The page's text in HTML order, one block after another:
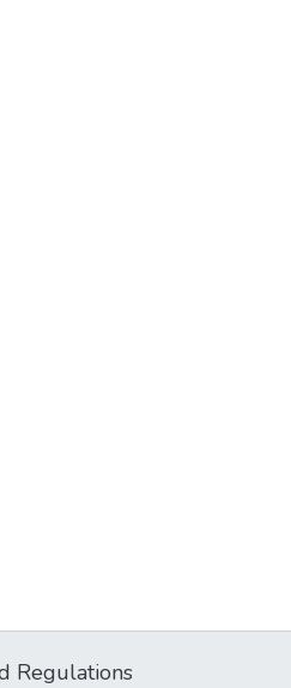
Regulations